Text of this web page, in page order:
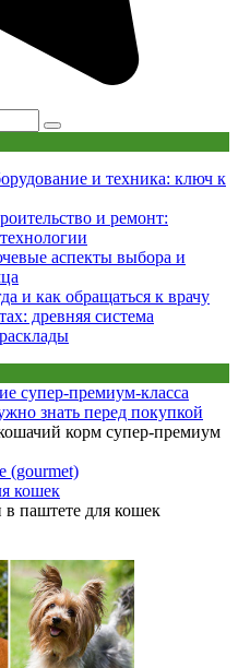
и техника: ключ к
и ремонт:
аспекты выбора и
и как обращаться к врачу
древняя система
знать перед покупкой
корм супер-премиум
кошек
паштете для кошек